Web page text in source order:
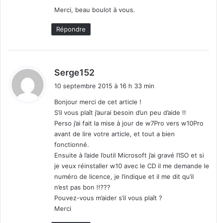
Merci, beau boulot à vous.
Répondre
Serge152
:
10 septembre 2015 à 16 h 33 min
Bonjour merci de cet article !
S’il vous plaît j’aurai besoin d’un peu d’aide !!
Perso j’ai fait la mise à jour de w7Pro vers w10Pro
avant de lire votre article, et tout a bien
fonctionné.
Ensuite à l’aide l’outil Microsoft j’ai gravé l’ISO et si
je veux réinstaller w10 avec le CD il me demande le
numéro de licence, je l’indique et il me dit qu’il
n’est pas bon !!???
Pouvez-vous m’aider s’il vous plaît ?
Merci